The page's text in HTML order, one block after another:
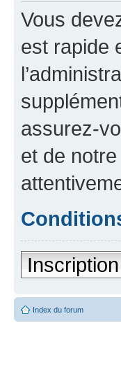
Vous
est rapide
assurez-
et de
Inscription
Index du forum